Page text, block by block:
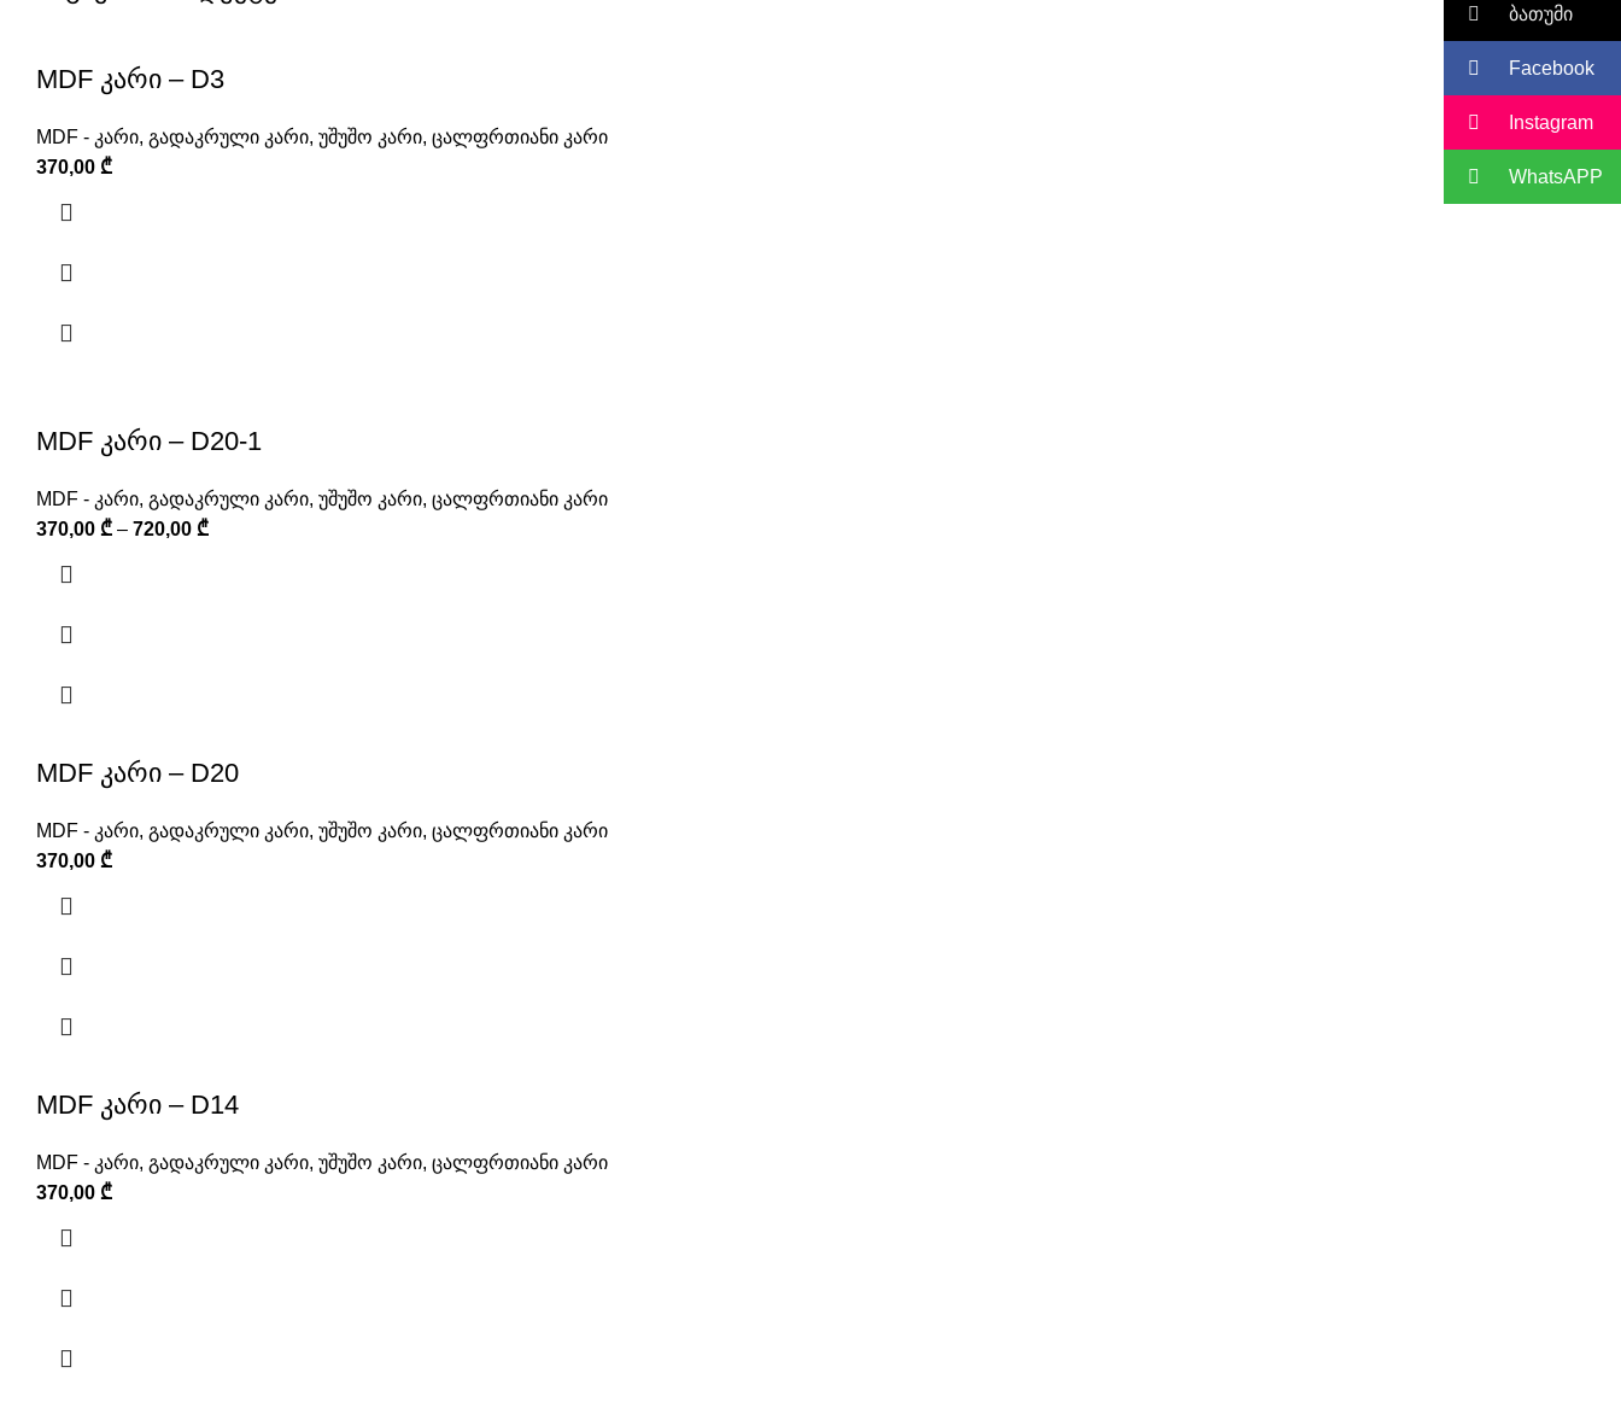
MDF კარი – D3
MDF - კარი, გადაკრული კარი, უშუშო კარი, ცალფრთიანი კარი
370,00 ₾
MDF კარი – D20-1
MDF - კარი, გადაკრული კარი, უშუშო კარი, ცალფრთიანი კარი
370,00 ₾ – 720,00 ₾
MDF კარი – D20
MDF - კარი, გადაკრული კარი, უშუშო კარი, ცალფრთიანი კარი
370,00 ₾
MDF კარი – D14
MDF - კარი, გადაკრული კარი, უშუშო კარი, ცალფრთიანი კარი
370,00 ₾
ბათუმი
Facebook
Instagram
WhatsAPP